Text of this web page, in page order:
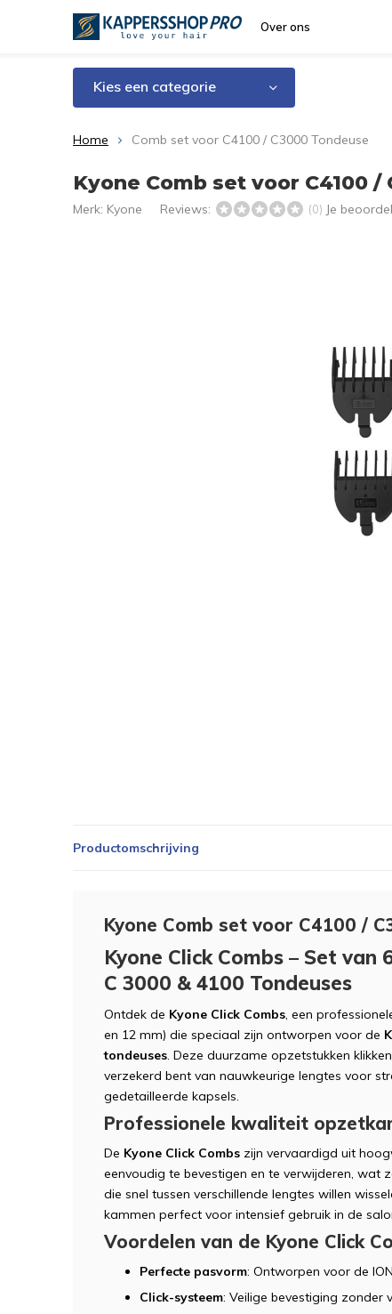
Over ons
Kies een categorie
Home Comb set voor C4100 / C3000 Tondeuse
Kyone Comb set voor C4100 /
Merk: Kyone Reviews: (0) Je
Productomschrijving
Kyone Comb set voor C4100 /
Kyone Click Combs – Set
C 3000 & 4100 Tondeuses
Ontdek de Kyone Click Combs, een
en 12 mm) die speciaal zijn ontworpen voor de
tondeuses. Deze duurzame opzetstukken
verzekerd bent van nauwkeurige lengtes voor
gedetailleerde kapsels.
Professionele kwaliteit
De Kyone Click Combs zijn vervaardigd uit
eenvoudig te bevestigen en te verwijderen, wat
die snel tussen verschillende lengtes willen
kammen perfect voor intensief gebruik in de
Voordelen van de Kyone Click
Perfecte pasvorm: Ontworpen voor de
Click-systeem: Veilige bevestiging zonder